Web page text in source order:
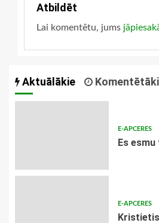
Atbildēt
Lai komentētu, jums
Aktuālākie
E-APCERES
Es
E-APCERES